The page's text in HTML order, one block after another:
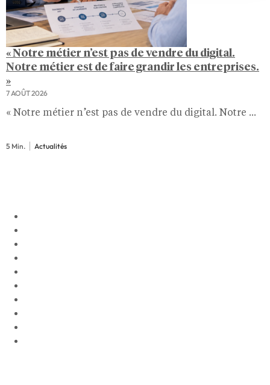
« Notre métier n’est pas de vendre du digital.
Notre métier est de faire grandir les entreprises.
»
7 AOÛT 2026
« Notre métier n’est pas de vendre du digital. Notre ...
5 Min. Actualités